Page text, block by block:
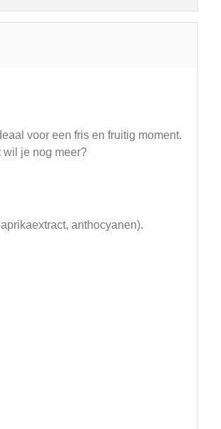
voor een fris en fruitig moment.
wil je nog meer?
anthocyanen).